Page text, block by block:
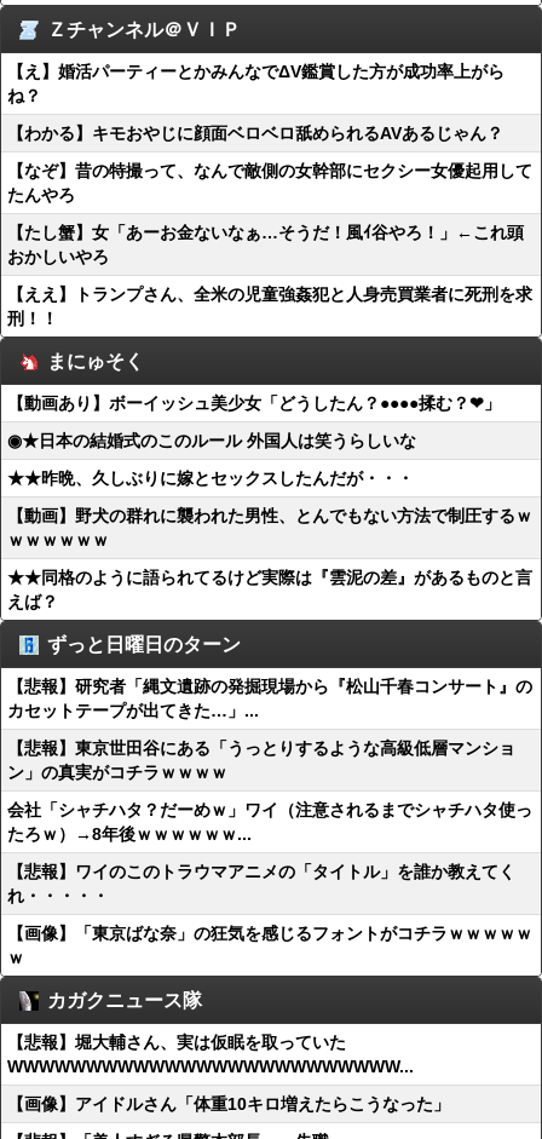
Ｚチャンネル＠ＶＩＰ
【え】婚活パーティーとかみんなでΔV鑑賞した方が成功率上がら
ね？
【わかる】キモおやじに顔面ベロベロ舐められるAVあるじゃん？
【なぞ】昔の特撮って、なんで敵側の女幹部にセクシー女優起用して
たんやろ
【たし蟹】女「あーお金ないなぁ…そうだ！風ｲ谷やろ！」←これ頭
おかしいやろ
【ええ】トランプさん、全米の児童強姦犯と人身売買業者に死刑を求
刑！！
まにゅそく
【動画あり】ボーイッシュ美少女「どうしたん？●●●●揉む？❤」
◉★日本の結婚式のこのルール 外国人は笑うらしいな
★★昨晩、久しぶりに嫁とセックスしたんだが・・・
【動画】野犬の群れに襲われた男性、とんでもない方法で制圧するｗ
ｗｗｗｗｗｗ
★★同格のように語られてるけど実際は『雲泥の差』があるものと言
えば？
ずっと日曜日のターン
【悲報】研究者「縄文遺跡の発掘現場から『松山千春コンサート』の
カセットテープが出てきた…」...
【悲報】東京世田谷にある「うっとりするような高級低層マンショ
ン」の真実がコチラｗｗｗｗ
会社「シャチハタ？だーめｗ」ワイ（注意されるまでシャチハタ使っ
たろｗ）→8年後ｗｗｗｗｗｗ...
【悲報】ワイのこのトラウマアニメの「タイトル」を誰か教えてく
れ・・・・・
【画像】「東京ばな奈」の狂気を感じるフォントがコチラｗｗｗｗｗ
ｗ
カガクニュース隊
【悲報】堀大輔さん、実は仮眠を取っていた
WWWWWWWWWWWWWWWWWWWWWWWWW...
【画像】アイドルさん「体重10キロ増えたらこうなった」